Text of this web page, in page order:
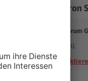
Audi A4 40 g-tron
Stuttgarter Autoforum
74635 Kupferzell
Händler